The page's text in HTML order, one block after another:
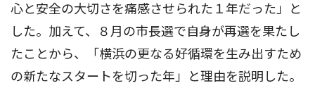
心と安全の大切さを痛感させられた１年だった」と
した。加えて、８月の市長選で自身が再選を果たし
たことから、「横浜の更なる好循環を生み出すため
の新たなスタートを切った年」と理由を説明した。